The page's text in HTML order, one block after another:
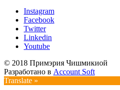
Instagram
Facebook
Twitter
Linkedin
Youtube
© 2018 Примэрия Чишмикиой
Разработано в Account Soft
Translate »